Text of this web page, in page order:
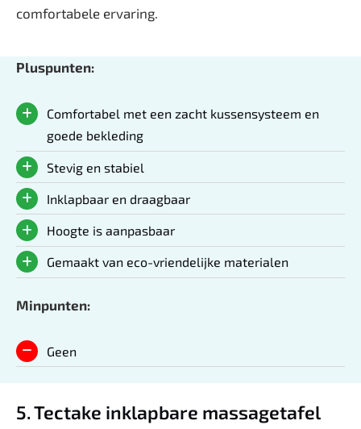
comfortabele ervaring.
Pluspunten:
Comfortabel met een zacht kussensysteem en
goede bekleding
Stevig en stabiel
Inklapbaar en draagbaar
Hoogte is aanpasbaar
Gemaakt van eco-vriendelijke materialen
Minpunten:
Geen
5. Tectake inklapbare massagetafel